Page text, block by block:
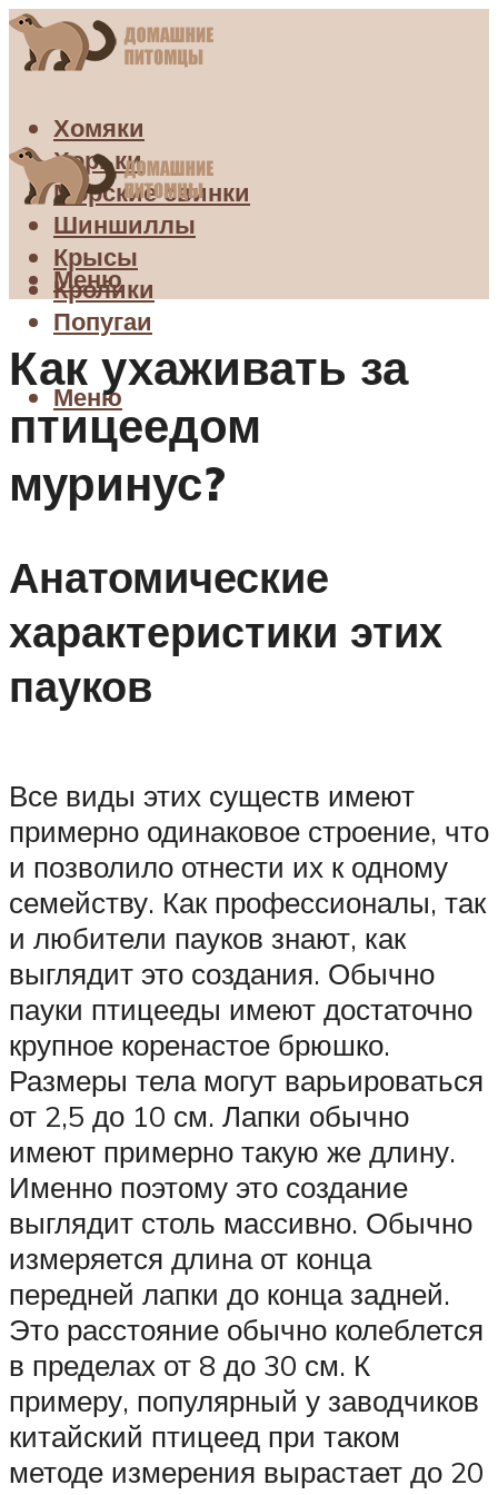
Хомяки
Хорьки
Морские свинки
Шиншиллы
Крысы
Кролики
Попугаи
Меню
Меню
Как ухаживать за
птицеедом
муринус?
Анатомические
характеристики этих
пауков
Все виды этих существ имеют
примерно одинаковое строение, что
и позволило отнести их к одному
семейству. Как профессионалы, так
и любители пауков знают, как
выглядит это создания. Обычно
пауки птицееды имеют достаточно
крупное коренастое брюшко.
Размеры тела могут варьироваться
от 2,5 до 10 см. Лапки обычно
имеют примерно такую же длину.
Именно поэтому это создание
выглядит столь массивно. Обычно
измеряется длина от конца
передней лапки до конца задней.
Это расстояние обычно колеблется
в пределах от 8 до 30 см. К
примеру, популярный у заводчиков
китайский птицеед при таком
методе измерения вырастает до 20